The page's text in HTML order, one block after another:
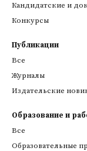
Кандидатские и
Конкурсы
Публикации
Все
Журналы
Издательские
Образование и
Все
Образовательные